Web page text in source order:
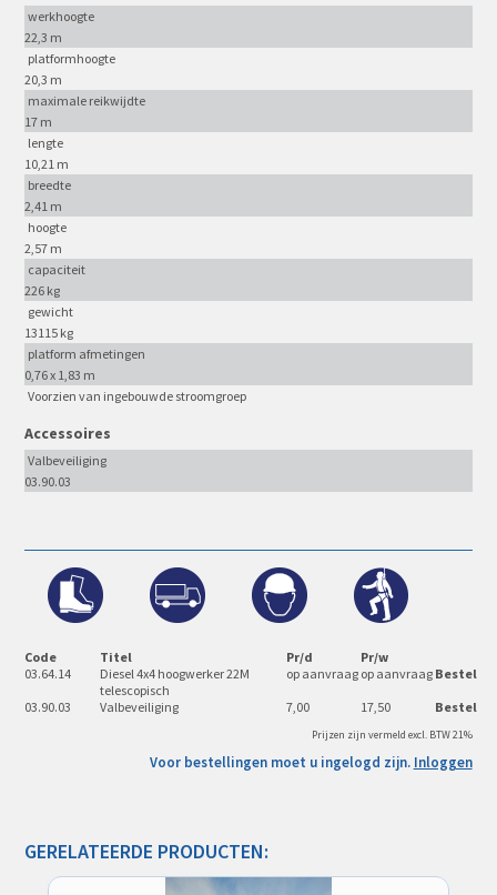
werkhoogte
22,3 m
platformhoogte
20,3 m
maximale reikwijdte
17 m
lengte
10,21 m
breedte
2,41 m
hoogte
2,57 m
capaciteit
226 kg
gewicht
13115 kg
platform afmetingen
0,76 x 1,83 m
Voorzien van ingebouwde stroomgroep
Accessoires
Valbeveiliging
03.90.03
Code Titel Pr/d
Pr/w
03.64.14
Diesel 4x4 hoogwerker 22M
telescopisch
op aanvraag op aanvraag Bestel
03.90.03
Valbeveiliging 7,00 17,50 Bestel
Prijzen zijn vermeld excl. BTW 21%
Voor bestellingen moet u ingelogd zijn. Inloggen
GERELATEERDE PRODUCTEN: